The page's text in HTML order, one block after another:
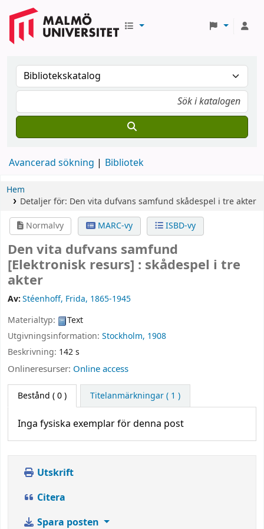
Avancerad sökning Bibliotek
Hem
Detaljer för: Den vita dufvans samfund skådespel i tre akter
Normalvy
MARC-vy ISBD-vy
Den vita dufvans samfund
[Elektronisk resurs] : skådespel i tre
akter
Av:Stéenhoff, Frida, 1865-1945
Materialtyp:
Text
Utgivningsinformation: Stockholm, 1908
Beskrivning: 142 s
Onlineresurser: Online access
Bestånd ( 0 ) Titelanmärkningar ( 1 )
Inga fysiska exemplar för denna post
Utskrift
Citera
Spara posten